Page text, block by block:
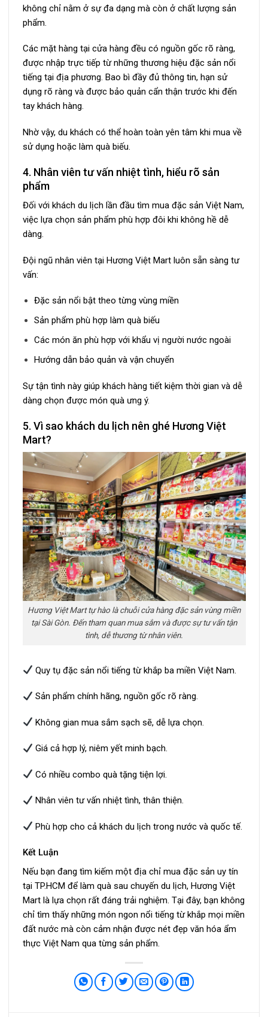
không chỉ nằm ở sự đa dạng mà còn ở chất lượng sản
phẩm.
Các mặt hàng tại cửa hàng đều có nguồn gốc rõ ràng,
được nhập trực tiếp từ những thương hiệu đặc sản nổi
tiếng tại địa phương. Bao bì đầy đủ thông tin, hạn sử
dụng rõ ràng và được bảo quản cẩn thận trước khi đến
tay khách hàng.
Nhờ vậy, du khách có thể hoàn toàn yên tâm khi mua về
sử dụng hoặc làm quà biếu.
4. Nhân viên tư vấn nhiệt tình, hiểu rõ sản
phẩm
Đối với khách du lịch lần đầu tìm mua đặc sản Việt Nam,
việc lựa chọn sản phẩm phù hợp đôi khi không hề dễ
dàng.
Đội ngũ nhân viên tại Hương Việt Mart luôn sẵn sàng tư
vấn:
Đặc sản nổi bật theo từng vùng miền
Sản phẩm phù hợp làm quà biếu
Các món ăn phù hợp với khẩu vị người nước ngoài
Hướng dẫn bảo quản và vận chuyển
Sự tận tình này giúp khách hàng tiết kiệm thời gian và dễ
dàng chọn được món quà ưng ý.
5. Vì sao khách du lịch nên ghé Hương Việt
Mart?
Hương Việt Mart tự hào là chuỗi cửa hàng đặc sản vùng miền
tại Sài Gòn. Đến tham quan mua sắm và được sự tư vấn tận
tình, dễ thương từ nhân viên.
Quy tụ đặc sản nổi tiếng từ khắp ba miền Việt Nam.
Sản phẩm chính hãng, nguồn gốc rõ ràng.
Không gian mua sắm sạch sẽ, dễ lựa chọn.
Giá cả hợp lý, niêm yết minh bạch.
Có nhiều combo quà tặng tiện lợi.
Nhân viên tư vấn nhiệt tình, thân thiện.
Phù hợp cho cả khách du lịch trong nước và quốc tế.
Kết Luận
Nếu bạn đang tìm kiếm một địa chỉ mua đặc sản uy tín
tại TP.HCM để làm quà sau chuyến du lịch, Hương Việt
Mart là lựa chọn rất đáng trải nghiệm. Tại đây, bạn không
chỉ tìm thấy những món ngon nổi tiếng từ khắp mọi miền
đất nước mà còn cảm nhận được nét đẹp văn hóa ẩm
thực Việt Nam qua từng sản phẩm.